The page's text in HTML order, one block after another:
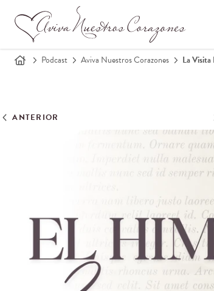
Podcast Aviva Nuestros Corazones La
ANTERIOR